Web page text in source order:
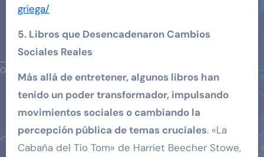
griega/
5. Libros que Desencadenaron Cambios
Sociales Reales
Más allá de entretener, algunos libros han
tenido un poder transformador, impulsando
movimientos sociales o cambiando la
percepción pública de temas cruciales. «La
Cabaña del Tío Tom» de Harriet Beecher Stowe,